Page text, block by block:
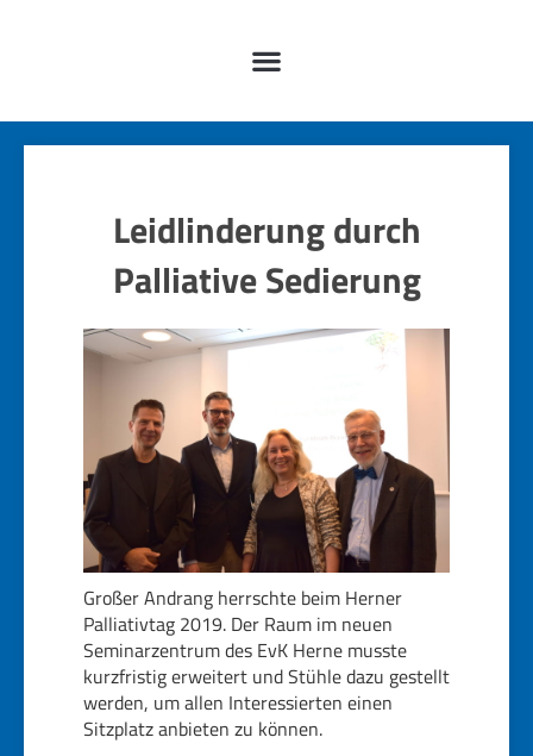
Leidlinderung durch
Palliative Sedierung
Großer Andrang herrschte beim Herner
Palliativtag 2019. Der Raum im neuen
Seminarzentrum des EvK Herne musste
kurzfristig erweitert und Stühle dazu gestellt
werden, um allen Interessierten einen
Sitzplatz anbieten zu können.